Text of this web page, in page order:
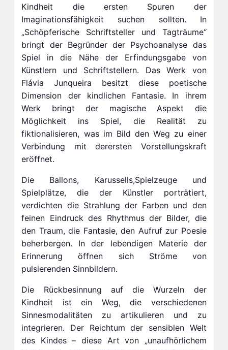
Kindheit die ersten Spuren der
Imaginationsfähigkeit suchen sollten. In
„Schöpferische Schriftsteller und Tagträume“
bringt der Begründer der Psychoanalyse das
Spiel in die Nähe der Erfindungsgabe von
Künstlern und Schriftstellern. Das Werk von
Flávia Junqueira besitzt diese poetische
Dimension der kindlichen Fantasie. In ihrem
Werk bringt der magische Aspekt die
Möglichkeit ins Spiel, die Realität zu
fiktionalisieren, was im Bild den Weg zu einer
Verbindung mit derersten Vorstellungskraft
eröffnet.
Die Ballons, Karussells,Spielzeuge und
Spielplätze, die der Künstler porträtiert,
verdichten die Strahlung der Farben und den
feinen Eindruck des Rhythmus der Bilder, die
den Traum, die Fantasie, den Aufruf zur Poesie
beherbergen. In der lebendigen Materie der
Erinnerung öffnen sich Ströme von
pulsierenden Sinnbildern.
Die Rückbesinnung auf die Wurzeln der
Kindheit ist ein Weg, die verschiedenen
Sinnesmodalitäten zu artikulieren und zu
integrieren. Der Reichtum der sensiblen Welt
des Kindes – diese Art von „unaufhörlichem